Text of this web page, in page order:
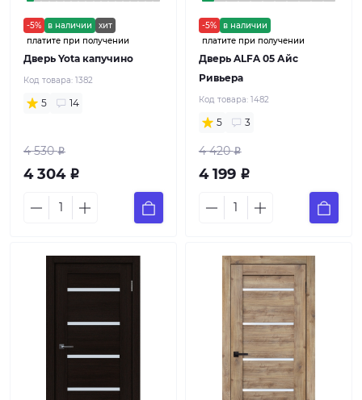
-5% в наличии
хит
платите при получении
Дверь Yota капучино
Код товара: 1382
5 14
4 530Р
4 304 Р
-5%
в наличии
платите при получении
Дверь ALFA 05 Айс
Ривьера
Код товара: 1482
5 3
4 420Р
4 199 Р